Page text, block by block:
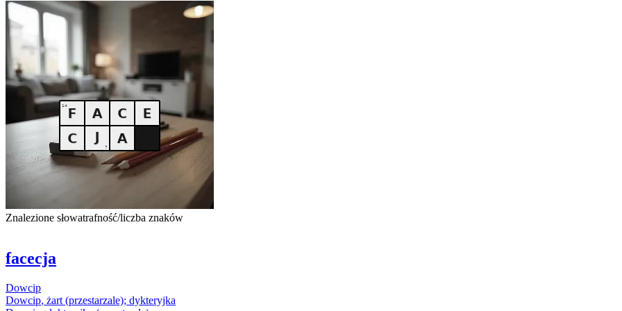
Znalezione słowatrafność/liczba znaków
facecja
Dowcip
Dowcip, żart (przestarzale); dykteryjka